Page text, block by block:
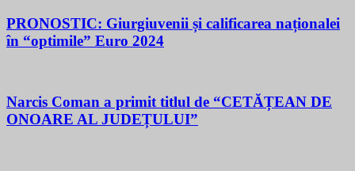
PRONOSTIC: Giurgiuvenii și calificarea naționalei
în “optimile” Euro 2024
Narcis Coman a primit titlul de “CETĂȚEAN DE
ONOARE AL JUDEȚULUI”